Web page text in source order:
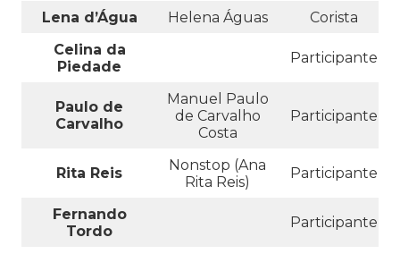
Lena d’Água Helena Águas
Corista
Celina da
Piedade
Participante
Paulo de
Carvalho
Manuel Paulo
de Carvalho
Costa
Participante
Rita Reis
Nonstop (Ana
Rita Reis)
Participante
Fernando
Tordo
Participante